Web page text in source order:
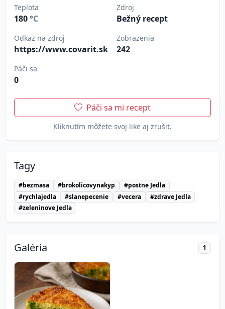
Teplota
180°C
Zdroj
Bežný recept
Odkaz na zdroj
https://www.covarit.sk
Zobrazenia
242
Páči sa
0
Páči sa mi recept
Kliknutím môžete svoj like aj zrušiť.
Tagy
#bezmasa #brokolicovynakyp
#postne Jedla
#rychlajedla
#slanepecenie #vecera
#zdrave Jedla
#zeleninove Jedla
Galéria 1